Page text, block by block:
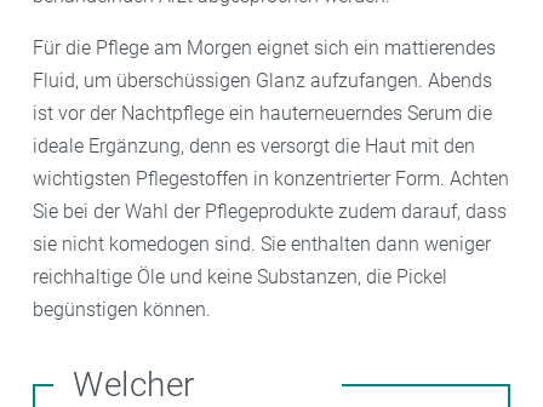
Für die Pflege am Morgen eignet sich ein mattierendes
Fluid, um überschüssigen Glanz aufzufangen. Abends
ist vor der Nachtpflege ein hauterneuerndes Serum die
ideale Ergänzung, denn es versorgt die Haut mit den
wichtigsten Pflegestoffen in konzentrierter Form. Achten
Sie bei der Wahl der Pflegeprodukte zudem darauf, dass
sie nicht komedogen sind. Sie enthalten dann weniger
reichhaltige Öle und keine Substanzen, die Pickel
begünstigen können.
Welcher